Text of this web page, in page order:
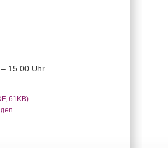
15.00 Uhr
61KB)